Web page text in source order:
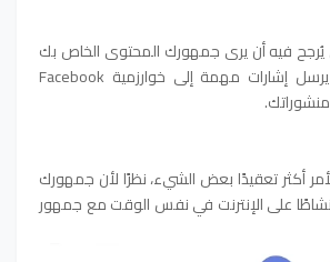
فيه أن يرى جمهورك المحتوى الخاص بك
ويتفاعل معه، مما يرسل إشارات مهمة إلى خوارزمية Facebook
أكثر تعقيدًا بعض الشيء، نظرًا لأن جمهورك
نشاطًا على الإنترنت في نفس الوقت مع جمهور